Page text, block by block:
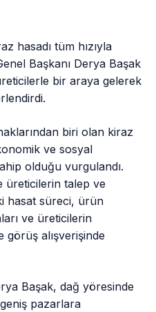
hasadı tüm hızıyla
Başkanı Derya Başak
bir araya gelerek
biri olan kiraz
ve sosyal
olduğu vurgulandı.
üreticilerin talep ve
hasat süreci, ürün
ve üreticilerin
görüş alışverişinde
Başak, dağ yöresinde
pazarlara